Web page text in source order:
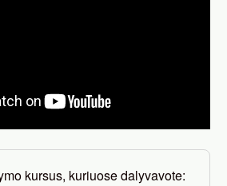
kursus, kuriuose dalyvavote: